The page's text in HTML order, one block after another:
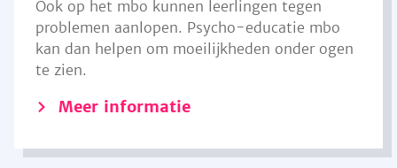
Ook op het mbo kunnen leerlingen tegen
problemen aanlopen. Psycho-educatie mbo
kan dan helpen om moeilijkheden onder ogen
te zien.
Meer informatie